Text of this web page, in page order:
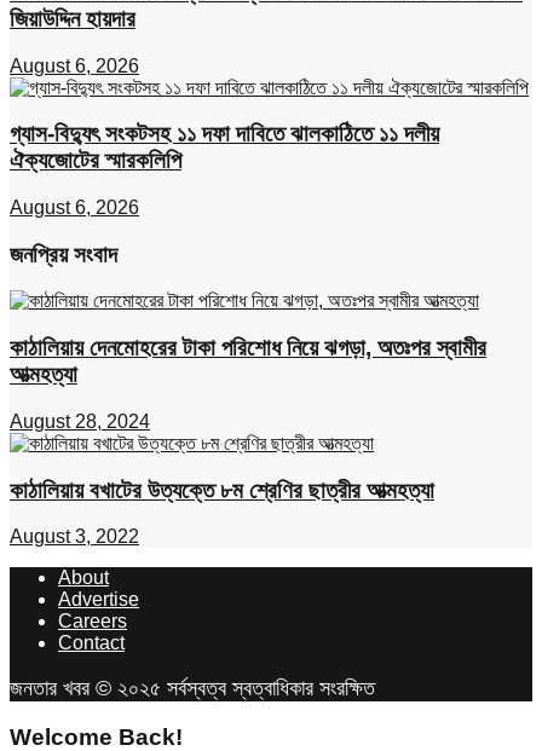
জিয়াউদ্দিন হায়দার
August 6, 2026
গ্যাস-বিদ্যুৎ সংকটসহ ১১ দফা দাবিতে ঝালকাঠিতে ১১ দলীয়
ঐক্যজোটের স্মারকলিপি
August 6, 2026
জনপ্রিয় সংবাদ
কাঠালিয়ায় দেনমোহরের টাকা পরিশোধ নিয়ে ঝগড়া, অতঃপর স্বামীর
আত্মহত্যা
August 28, 2024
কাঠালিয়ায় বখাটের উত্যক্তে ৮ম শ্রেণির ছাত্রীর আত্মহত্যা
August 3, 2022
About
Advertise
Careers
Contact
জনতার খবর © ২০২৫ সর্বস্বত্ব স্বত্বাধিকার সংরক্ষিত
Welcome Back!